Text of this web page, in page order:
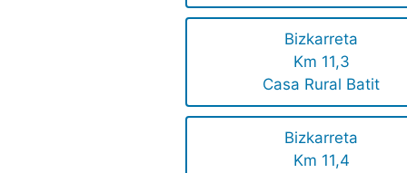
Bizkarreta
Km 11,3
Casa Rural Batit
Bizkarreta
Km 11,4